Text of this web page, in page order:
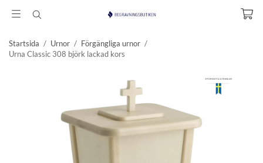
Startsida / Urnor / Förgängliga urnor /
Urna Classic 308 björk lackad kors